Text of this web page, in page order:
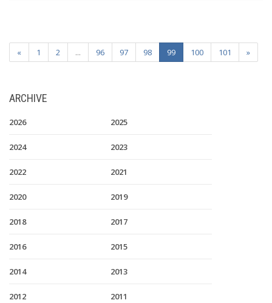
« 1 2 ... 96 97 98 99 100 101 »
ARCHIVE
2026 2025
2024 2023
2022 2021
2020 2019
2018 2017
2016 2015
2014 2013
2012 2011